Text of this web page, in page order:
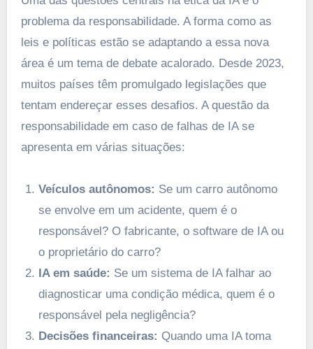
problema da responsabilidade. A forma como as
leis e políticas estão se adaptando a essa nova
área é um tema de debate acalorado. Desde 2023,
muitos países têm promulgado legislações que
tentam endereçar esses desafios. A questão da
responsabilidade em caso de falhas de IA se
apresenta em várias situações:
Veículos autônomos: Se um carro autônomo
se envolve em um acidente, quem é o
responsável? O fabricante, o software de IA ou
o proprietário do carro?
IA em saúde: Se um sistema de IA falhar ao
diagnosticar uma condição médica, quem é o
responsável pela negligência?
Decisões financeiras: Quando uma IA toma